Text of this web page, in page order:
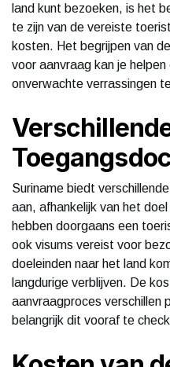
land kunt bezoeken, is het
te zijn van de vereiste
kosten. Het begrijpen van
voor aanvraag kan je
onverwachte verrassingen
Suriname biedt
aan, afhankelijk van het
hebben doorgaans een
ook visums vereist voor
doeleinden naar het land
langdurige verblijven. De
aanvraagproces verschillen
belangrijk dit vooraf te